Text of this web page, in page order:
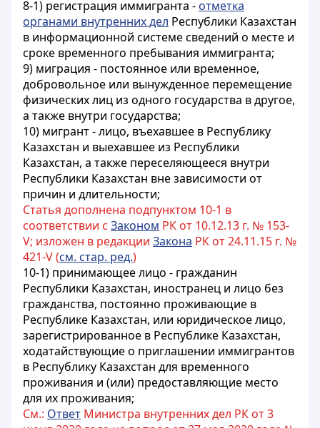
8-1) регистрация иммигранта - отметка
органами внутренних дел Республики Казахстан
в информационной системе сведений о месте и
сроке временного пребывания иммигранта;
9) миграция - постоянное или временное,
добровольное или вынужденное перемещение
физических лиц из одного государства в другое,
а также внутри государства;
10) мигрант - лицо, въехавшее в Республику
Казахстан и выехавшее из Республики
Казахстан, а также переселяющееся внутри
Республики Казахстан вне зависимости от
причин и длительности;
Статья дополнена подпунктом 10-1 в
соответствии с Законом РК от 10.12.13 г. № 153-
V; изложен в редакции Закона РК от 24.11.15 г. №
421-V (см. стар. ред.)
10-1) принимающее лицо - гражданин
Республики Казахстан, иностранец и лицо без
гражданства, постоянно проживающие в
Республике Казахстан, или юридическое лицо,
зарегистрированное в Республике Казахстан,
ходатайствующие о приглашении иммигрантов
в Республику Казахстан для временного
проживания и (или) предоставляющие место
для их проживания;
См.: Ответ Министра внутренних дел РК от 3